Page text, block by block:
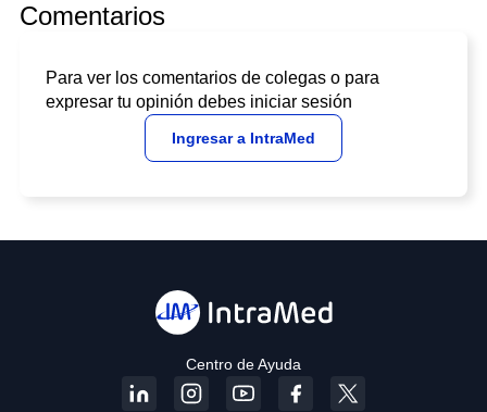
Comentarios
Para ver los comentarios de colegas o para
expresar tu opinión debes iniciar sesión
Ingresar a IntraMed
Centro de Ayuda